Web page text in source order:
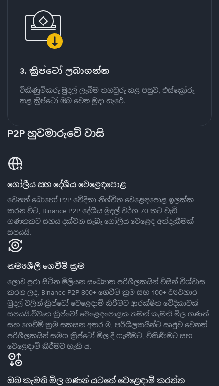
3. ක්‍රිප්ටෝ ලබාගන්න
විකිණුම්කරු මුදල් ලැබීම තහවුරු කළ පසුව, එස්ක්‍රෝරු
කළ ක්‍රිප්ටෝ ඔබ වෙත මුදා හැරේ.
P2P හුවමාරුවේ වාසි
ගෝලීය සහ දේශීය වෙළෙඳපොළ
වෙනත් බොහෝ P2P වේදිකා නිශ්චිත වෙළෙඳපොළ ඉලක්ක
කරන විට, Binance P2P දේශීය මුදල් වර්ග 70 කට වැඩි
ගණනකට සහය දක්වන සැබෑ ගෝලීය වෙළෙඳ අත්දැකීමක්
සපයයි.
නම්‍යශීලී ගෙවීම් ක්‍රම
ලොව පුරා සිටින මිලියන සංඛ්‍යාත පරිශීලකයින් විසින් විශ්වාස
කරන ලද, Binance P2P 800+ ගෙවීම් ක්‍රම සහ 100+ ව්‍යවහාර
මුදල් වලින් ක්‍රිප්ටෝ වෙළෙඳාම් කිරීමට ආරක්ෂිත වේදිකාවක්
සපයයි.විවෘත ක්‍රිප්ටෝ වෙළෙඳපොළක තමන් කැමති මිල ගණන්
සහ ගෙවීම් ක්‍රම සකසන අතර ම, පරිශීලකයින්ට ඍජුව වෙනත්
පරිශීලකයින් සමග ක්‍රිප්ටෝ මිල දී ගැනීමට, විකිණීමට සහ
වෙළෙඳාම් කිරීමට හැකි ය.
ඔබ කැමති මිල ගණන් යටතේ වෙළෙඳාම් කරන්න